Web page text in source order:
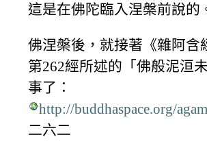
這是在佛陀臨入涅槃前說的
佛涅槃後，就接著《雜阿含
第262經所述的「佛般泥洹
事了：
http://buddhaspace.org/
二六二